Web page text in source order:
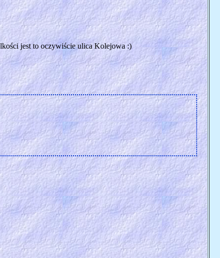
jest to oczywiście ulica Kolejowa :)